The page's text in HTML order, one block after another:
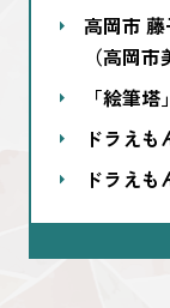
高岡市
（高岡市
「絵筆
ドラえ
ドラえも